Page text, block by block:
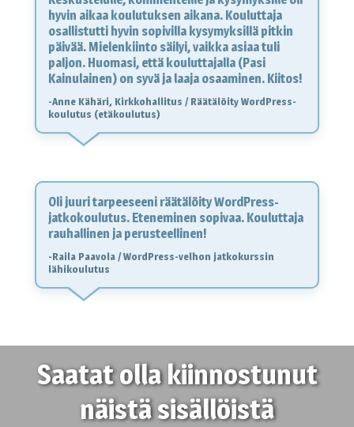
hyvin aikaa koulutuksen aikana. Kouluttaja
osallistutti hyvin sopivilla kysymyksillä pitkin
päivää. Mielenkiinto säilyi, vaikka asiaa tuli
paljon. Huomasi, että kouluttajalla (Pasi
Kainulainen) on syvä ja laaja osaaminen. Kiitos!
-Anne Kähäri, Kirkkohallitus / Räätälöity WordPress-
koulutus (etäkoulutus)
Oli juuri tarpeeseeni räätälöity WordPress-
jatkokoulutus. Eteneminen sopivaa. Kouluttaja
rauhallinen ja perusteellinen!
-Raila Paavola / WordPress-velhon jatkokurssin
lähikoulutus
Saatat olla kiinnostunut
näistä sisällöistä